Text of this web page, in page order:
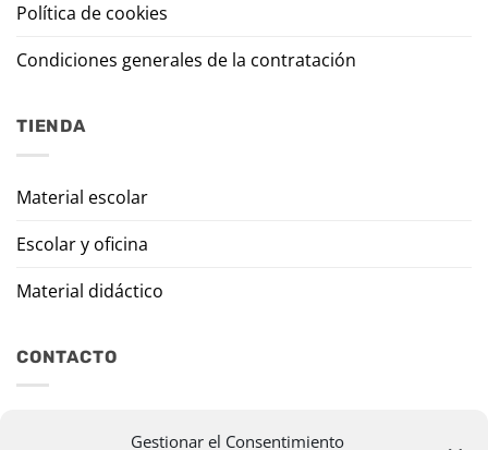
Gestionar el Consentimiento
Política de cookies
Condiciones generales de la contratación
TIENDA
Material escolar
Escolar y oficina
Material didáctico
CONTACTO